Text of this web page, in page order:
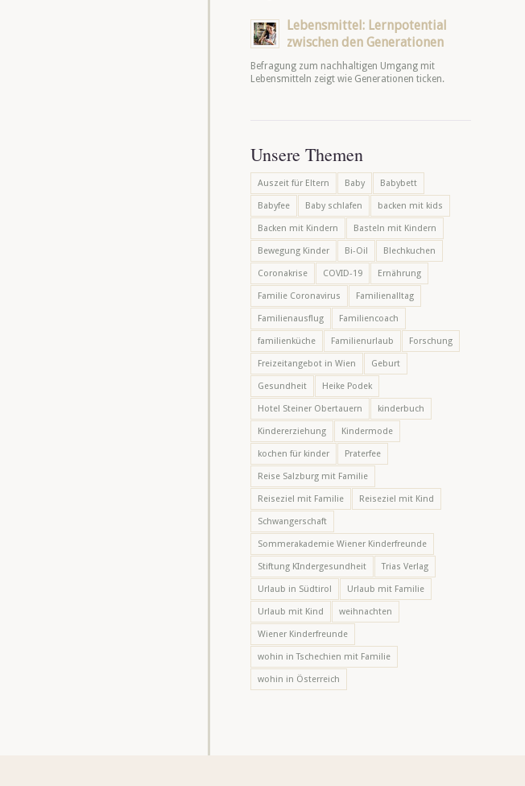
Lebensmittel: Lernpotential
zwischen den Generationen
Befragung zum nachhaltigen Umgang mit
Lebensmitteln zeigt wie Generationen ticken.
Unsere Themen
Auszeit für Eltern Baby Babybett
Babyfee Baby schlafen backen mit kids
Backen mit Kindern Basteln mit Kindern
Bewegung Kinder Bi-Oil Blechkuchen
Coronakrise COVID-19 Ernährung
Familie Coronavirus Familienalltag
Familienausflug Familiencoach
familienküche Familienurlaub Forschung
Freizeitangebot in Wien Geburt
Gesundheit Heike Podek
Hotel Steiner Obertauern kinderbuch
Kindererziehung Kindermode
kochen für kinder Praterfee
Reise Salzburg mit Familie
Reiseziel mit Familie Reiseziel mit Kind
Schwangerschaft
Sommerakademie Wiener Kinderfreunde
Stiftung KIndergesundheit Trias Verlag
Urlaub in Südtirol Urlaub mit Familie
Urlaub mit Kind weihnachten
Wiener Kinderfreunde
wohin in Tschechien mit Familie
wohin in Österreich